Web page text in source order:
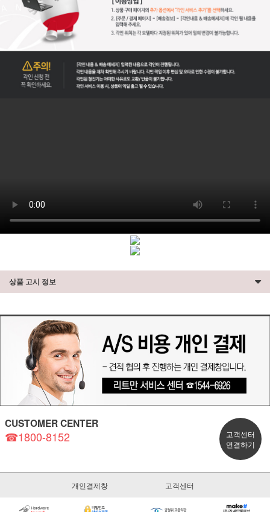
상품 고시 정보
CUSTOMER CENTER
☎1800-8152
고객센터
연결하기
개인결제창 고객센터